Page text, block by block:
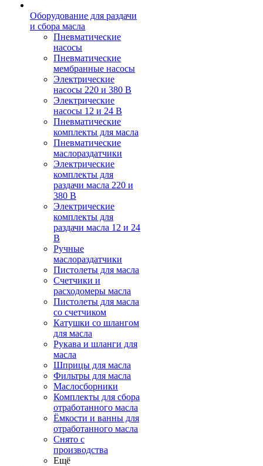
Оборудование для раздачи
и сбора масла
Пневматические
насосы
Пневматические
мембранные насосы
Электрические
насосы 220 и 380 В
Электрические
насосы 12 и 24 В
Пневматические
комплекты для масла
Пневматические
маслораздатчики
Электрические
комплекты для
раздачи масла 220 и
380 В
Электрические
комплекты для
раздачи масла 12 и 24
В
Ручные
маслораздатчики
Пистолеты для масла
Счетчики и
расходомеры масла
Пистолеты для масла
со счетчиком
Катушки со шлангом
для масла
Рукава и шланги для
масла
Шприцы для масла
Фильтры для масла
Маслосборники
Комплекты для сбора
отработанного масла
Ёмкости и ванны для
отработанного масла
Снято с
производства
Ещё